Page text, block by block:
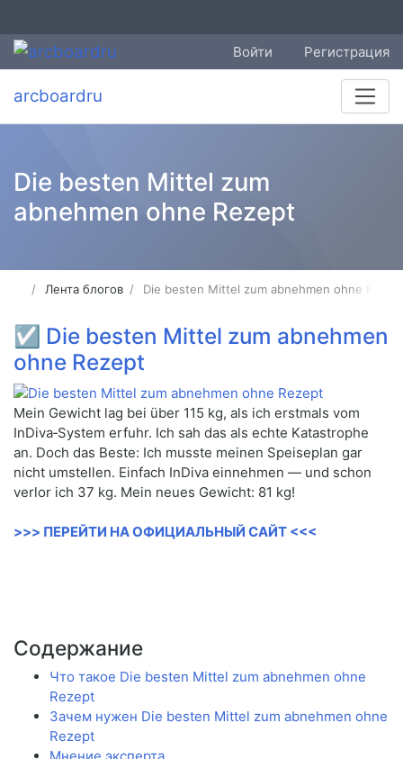
Войти Регистрация
arcboardru
Die besten Mittel zum
abnehmen ohne Rezept
Лента блогов Die besten Mittel zum abnehmen ohne
☑ Die besten Mittel zum abnehmen
ohne Rezept
Mein Gewicht lag bei über 115 kg, als ich erstmals vom
InDiva‑System erfuhr. Ich sah das als echte Katastrophe
an. Doch das Beste: Ich musste meinen Speiseplan gar
nicht umstellen. Einfach InDiva einnehmen — und schon
verlor ich 37 kg. Mein neues Gewicht: 81 kg!
>>> ПЕРЕЙТИ НА ОФИЦИАЛЬНЫЙ САЙТ <<<
Содержание
Что такое Die besten Mittel zum abnehmen ohne
Rezept
Зачем нужен Die besten Mittel zum abnehmen ohne
Rezept